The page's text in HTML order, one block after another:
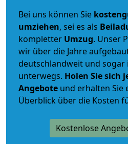
Bei uns können Sie
umziehen, sei es als
kompletter Umzug. Unser
wir über die Jahre
deutschlandweit und
unterwegs. Holen Sie sich
Angebote und erhalten Sie
Überblick über die Kosten
Kostenlose